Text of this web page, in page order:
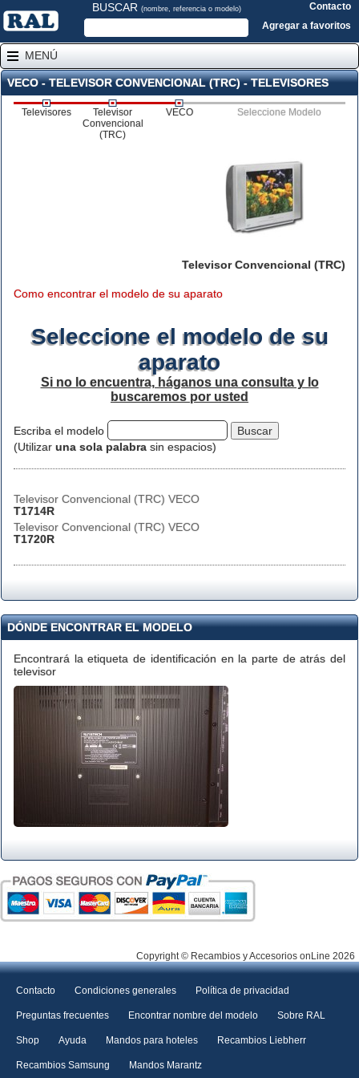
BUSCAR (nombre, referencia o modelo)
Contacto
Agregar a favoritos
MENÚ
VECO - TELEVISOR CONVENCIONAL (TRC) - TELEVISORES
Televisores
Televisor
Convencional
(TRC)
VECO Seleccione Modelo
Televisor Convencional (TRC)
Como encontrar el modelo de su aparato
Seleccione el modelo de su
aparato
Si no lo encuentra, háganos una consulta y lo
buscaremos por usted
Escriba el modelo
(Utilizar una sola palabra sin espacios)
Televisor Convencional (TRC) VECO
T1714R
Televisor Convencional (TRC) VECO
T1720R
DÓNDE ENCONTRAR EL MODELO
Encontrará la etiqueta de identificación en la parte de atrás del
televisor
Copyright © Recambios y Accesorios onLine 2026
Contacto Condiciones generales Política de privacidad
Preguntas frecuentes Encontrar nombre del modelo Sobre RAL
Shop Ayuda Mandos para hoteles Recambios Liebherr
Recambios Samsung Mandos Marantz